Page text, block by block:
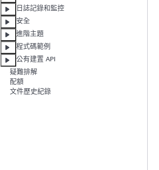
日誌記錄和監控
安全
進階主題
程式碼範例
公有建置 API
疑難排解
配額
文件歷史紀錄